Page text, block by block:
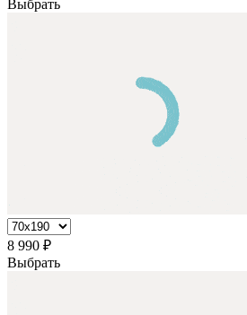
Выбрать
8 990 ₽
Выбрать